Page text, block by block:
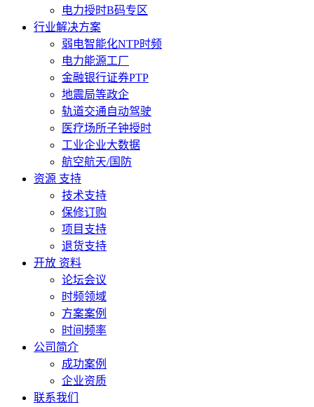
电力授时B码专区
行业解决方案
弱电智能化NTP时频
电力能源工厂
金融银行证券PTP
地震局等政企
轨道交通自动驾驶
医疗场所子钟授时
工业企业大数据
航空航天/国防
资源 支持
技术支持
保修订购
项目支持
退货支持
开放 资料
论坛会议
时频领域
方案案例
时间频率
公司简介
成功案例
企业资质
联系我们